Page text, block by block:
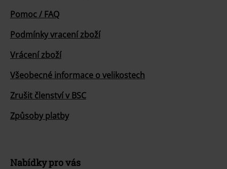
Pomoc / FAQ
Podmínky vracení zboží
Vrácení zboží
Všeobecné informace o velikostech
Zrušit členství v BSC
Způsoby platby
Nabídky pro vás